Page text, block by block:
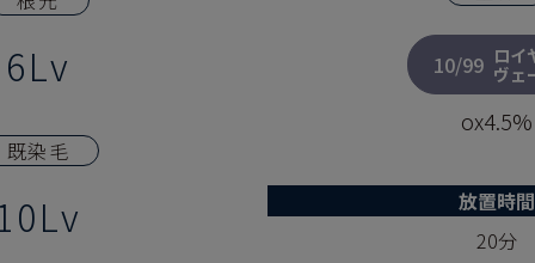
6Lv
既染毛
10/99 ロイ
ヴェ
ox4.5%
放置時間
20分